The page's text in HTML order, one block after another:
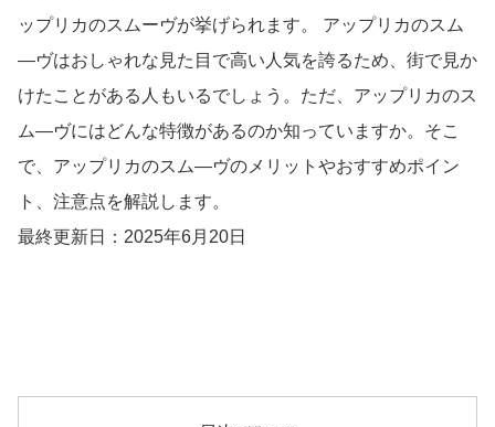
ップリカのスムーヴが挙げられます。 アップリカのスム
―ヴはおしゃれな見た目で高い人気を誇るため、街で見か
けたことがある人もいるでしょう。ただ、アップリカのス
ム―ヴにはどんな特徴があるのか知っていますか。そこ
で、アップリカのスム―ヴのメリットやおすすめポイン
ト、注意点を解説します。
最終更新日：2025年6月20日